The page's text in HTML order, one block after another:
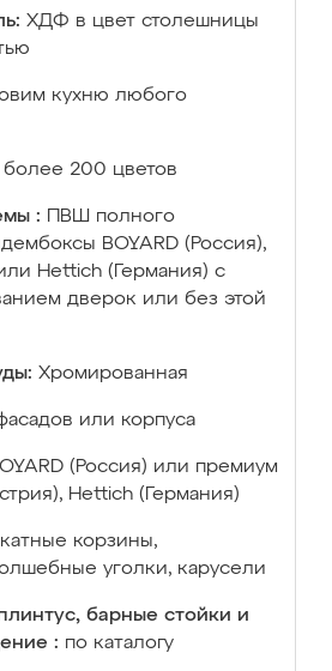
ХДФ в цвет столешницы
кухню любого
200 цветов
:
ПВШ полного
BOYARD (Россия),
Hettich (Германия) с
дверок или без этой
Хромированная
или корпуса
(Россия) или премиум
Hettich (Германия)
корзины,
уголки, карусели
барные стойки и
: по каталогу